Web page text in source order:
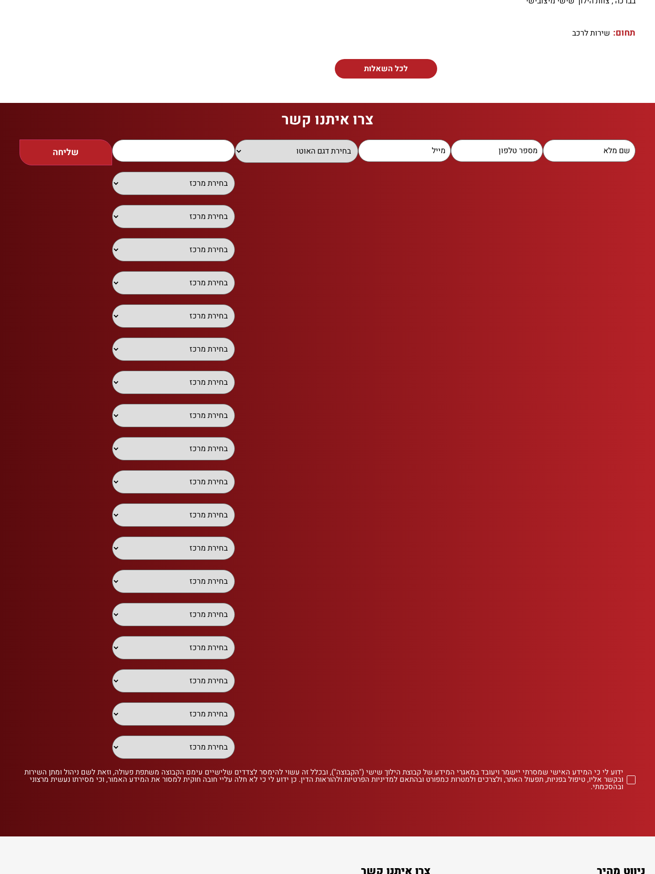
תחום: שירות לרכב
לכל השאלות
צרו איתנו קשר
שליחה
ידוע לי כי המידע האישי שמסרתי יישמר ויעובד במאגרי המידע של קבוצת הילוך שישי ("הקבוצה"), ובכלל זה עשוי להימסר לצדדים שלישיים עימם הקבוצה משתפת פעולה, וזאת לשם ניהול ומתן השירות
ובקשר אליו, טיפול בפניות, תפעול האתר, ולצרכים ולמטרות כמפורט ובהתאם למדיניות הפרטיות ולהוראות הדין. כן ידוע לי כי לא חלה עליי חובה חוקית למסור את המידע האמור, וכי מסירתו נעשית מרצוני
ובהסכמתי.
ניווט מהיר צרו איתנו קשר